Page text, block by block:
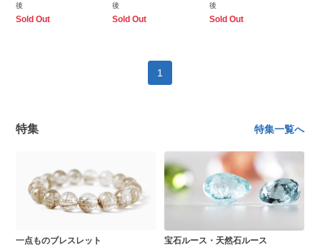
後
Sold Out
後
Sold Out
後
Sold Out
1
特集 特集一覧へ
一点ものブレスレット 宝石ルース・天然石ルース